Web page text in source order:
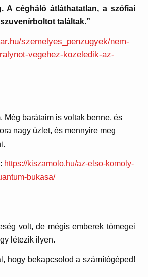
A cégháló átláthatatlan, a szófiai
találtak.”
szemelyes_penzugyek/nem-
vegehez-kozeledik-az-
Még barátaim is voltak benne, és
nagy üzlet, és mennyire meg
https://kiszamolo.hu/az-elso-komoly-
bukasa/
volt, de mégis emberek tömegei
létezik ilyen.
hogy bekapcsolod a számítógéped!